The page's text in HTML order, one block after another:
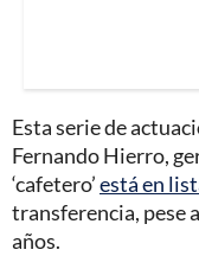
Esta serie de
Fernando Hierro,
‘cafetero’está en
transferencia, pese
años.